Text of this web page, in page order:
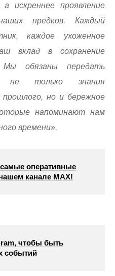
искреннее проявление
предков. Каждый
каждое ухоженное
вклад в сохранение
Мы обязаны передать
не только знания
прошлого, но и бережное
напоминают нам
времени».
оперативные
нашем канале МАХ!
чтобы быть
событий